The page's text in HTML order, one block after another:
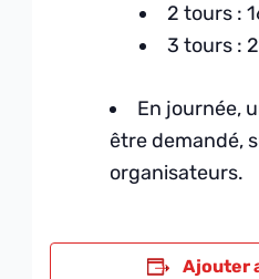
2 tours :
3 tours :
En journée,
être demandé,
organisateurs.
Ajouter